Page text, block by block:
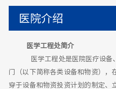
医院介绍
医学工程处简介
医学工程处是医院医疗设备
门（以下简称各类设备和物资），
穿于设备和物资投资计划的制定、